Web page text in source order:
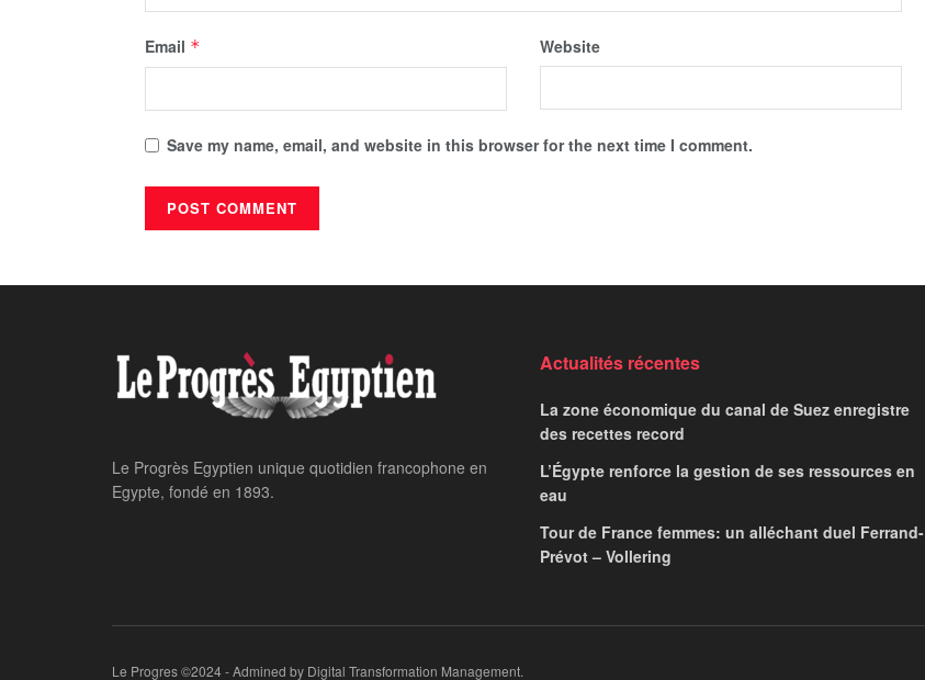
Email * Website
Save my name, email, and website in this browser for the next time I comment.
Le Progrès Egyptien unique quotidien francophone en
Egypte, fondé en 1893.
Actualités récentes
La zone économique du canal de Suez enregistre
des recettes record
L’Égypte renforce la gestion de ses ressources en
eau
Tour de France femmes: un alléchant duel Ferrand-
Prévot – Vollering
Le Progres ©2024 - Admined by Digital Transformation Management.